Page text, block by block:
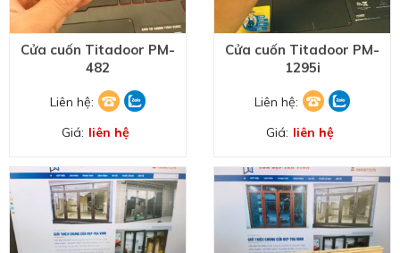
Cửa cuốn Titadoor PM-
482
Liên hệ:
Giá: liên hệ
Cửa cuốn Titadoor PM-
1295i
Liên hệ:
Giá: liên hệ